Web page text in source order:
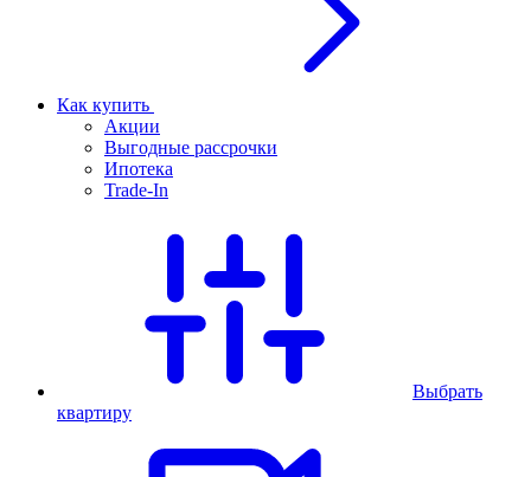
Как купить
Акции
Выгодные рассрочки
Ипотека
Trade-In
Выбрать
квартиру